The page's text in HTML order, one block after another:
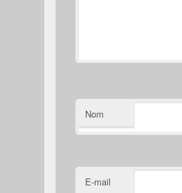
Nom
E-mail